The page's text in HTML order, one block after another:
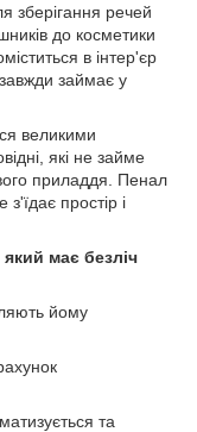
зберігання речей
до косметики
в інтер'єр
займає у
великими
які не займе
приладдя. Пенал
простір і
має безліч
йому
та